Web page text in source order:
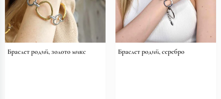
Браслет родий, золото микс Браслет родий, серебро